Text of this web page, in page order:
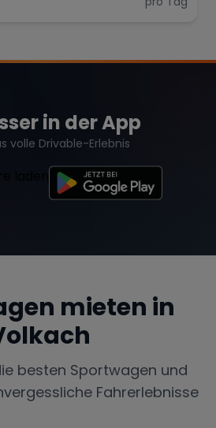
Corvette
in der App
volle Drivable-Erlebnis
mieten in
besten Sportwagen und
Fahrerlebnisse